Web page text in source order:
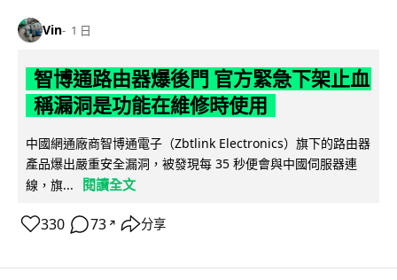
Vin 1 日
智博通路由器爆後門 官方緊急下架止血
稱漏洞是功能在維修時使用
中國網通廠商智博通電子（Zbtlink Electronics）旗下的路由器
產品爆出嚴重安全漏洞，被發現每 35 秒便會與中國伺服器連
線，旗...
閱讀全文
330 73 ↗ 分享